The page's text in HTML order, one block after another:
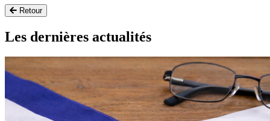
Retour
Les dernières actualités